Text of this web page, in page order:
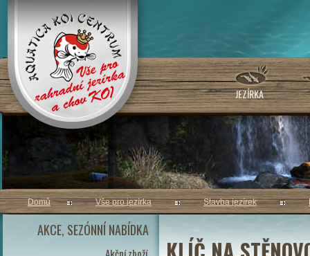
JEZÍRKA
AKCE, SEZÓNNÍ NABÍDKA
Domů Vše pro jezírka Stavba jezírek